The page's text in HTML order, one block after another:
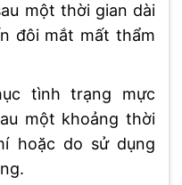
một thời gian dài
đôi mắt mất thẩm
tình trạng mực
một khoảng thời
hoặc do sử dụng